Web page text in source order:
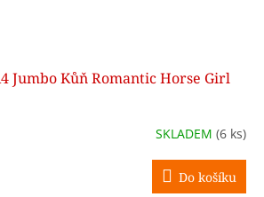
Jumbo Kůň Romantic Horse Girl
SKLADEM (6 ks)
Do košíku